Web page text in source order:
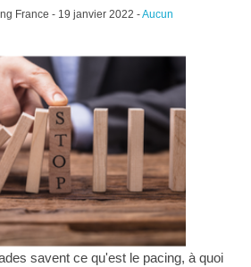
France - 19 janvier 2022 -Aucun
savent ce qu'est le pacing, à quoi